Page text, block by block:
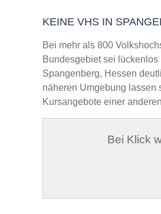
KEINE VHS IN
Bei mehr als 800
Bundesgebiet sei
Spangenberg, Hessen
näheren Umgebung lassen
Kursangebote einer
Bei Klick